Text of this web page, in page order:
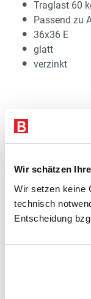
Wir schätzen
Wir setzen keine
technisch
Entscheidung
Traglast 60
Passend zu
36x36 E
glatt
verzinkt
Produkt